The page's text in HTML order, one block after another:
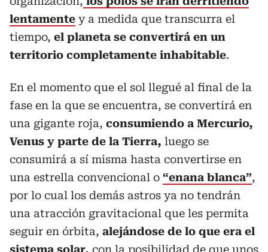
lentamente y a medida que transcurra el
tiempo, el planeta se convertirá en un
territorio completamente inhabitable.
En el momento que el sol llegué al final de la
fase en la que se encuentra, se convertirá en
una gigante roja, consumiendo a Mercurio,
Venus y parte de la Tierra, luego se
consumirá a sí misma hasta convertirse en
una estrella convencional o “enana blanca”,
por lo cual los demás astros ya no tendrán
una atracción gravitacional que les permita
seguir en órbita, alejándose de lo que era el
sistema solar, con la posibilidad de que unos